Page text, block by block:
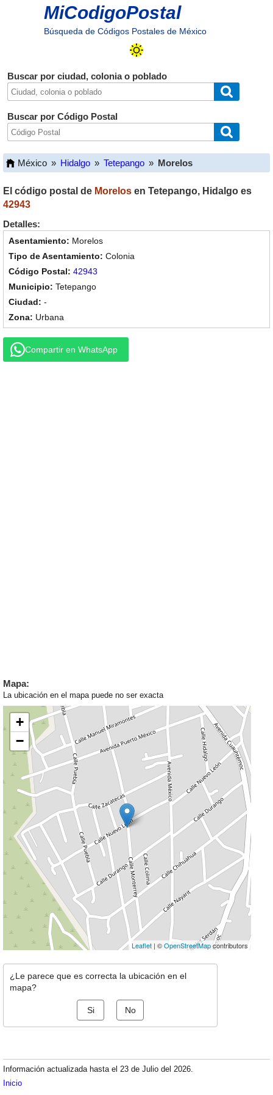
MiCodigoPostal
Búsqueda de Códigos Postales de México
Buscar por ciudad, colonia o poblado
Buscar por Código Postal
México » Hidalgo » Tetepango » Morelos
El código postal de Morelos en Tetepango, Hidalgo es
42943
Detalles:
Morelos
Colonia
42943
Tetepango
-
Urbana
Compartir en WhatsApp
Mapa:
La ubicación en el mapa puede no ser exacta
+
−
Leaflet | ©OpenStreetMapcontributors
¿Le parece que es correcta la ubicación en el
mapa?
Si No
Información actualizada hasta el 23 de Julio del 2026.
Inicio